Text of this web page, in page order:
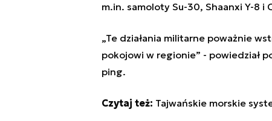
m.in. samoloty Su-30, Shaanxi Y-8 i
„Te działania militarne poważnie
pokojowi w regionie” - powiedział
ping.
Czytaj też: Tajwańskie morskie